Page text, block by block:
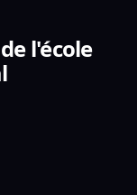
l'école